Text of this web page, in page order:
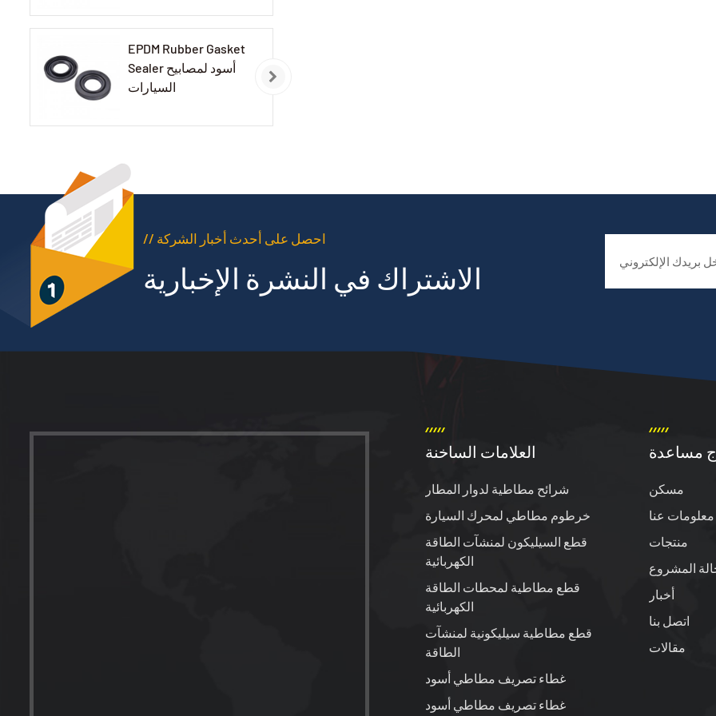
EPDM Rubber Gasket
Sealer أسود لمصابيح
السيارات
// احصل على أحدث أخبار الشركة
الاشتراك في النشرة الإخبارية
العلامات الساخنة
شرائح مطاطية لدوار المطار
خرطوم مطاطي لمحرك السيارة
قطع السيليكون لمنشآت الطاقة
الكهربائية
قطع مطاطية لمحطات الطاقة
الكهربائية
قطع مطاطية سيليكونية لمنشآت
الطاقة
غطاء تصريف مطاطي أسود
غطاء تصريف مطاطي أسود
مساعدة
مسكن
معلومات عنا
منتجات
المشروع
أخبار
اتصل بنا
مقالات